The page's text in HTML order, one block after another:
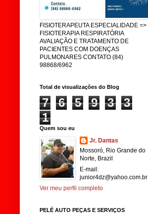
FISIOTERAPEUTA ESPECIALIDADE =>
FISIOTERAPIA RESPIRATÓRIA
AVALIAÇÃO E TRATAMENTO DE
PACIENTES COM DOENÇAS
PULMONARES CONTATO (84)
98868/6962
Total de visualizações do Blog
7 6 5 9 3
3
1
Quem sou eu
Jr. Dantas
Mossoró, Rio Grande do
Norte, Brazil
E-mail:
junior4dz@yahoo.com.br
Ver meu perfil completo
PELÉ AUTO PEÇAS E SERVIÇOS